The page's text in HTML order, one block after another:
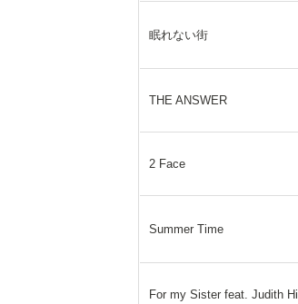
眠れない街
THE ANSWER
2 Face
Summer Time
For my Sister feat. Judith Hill